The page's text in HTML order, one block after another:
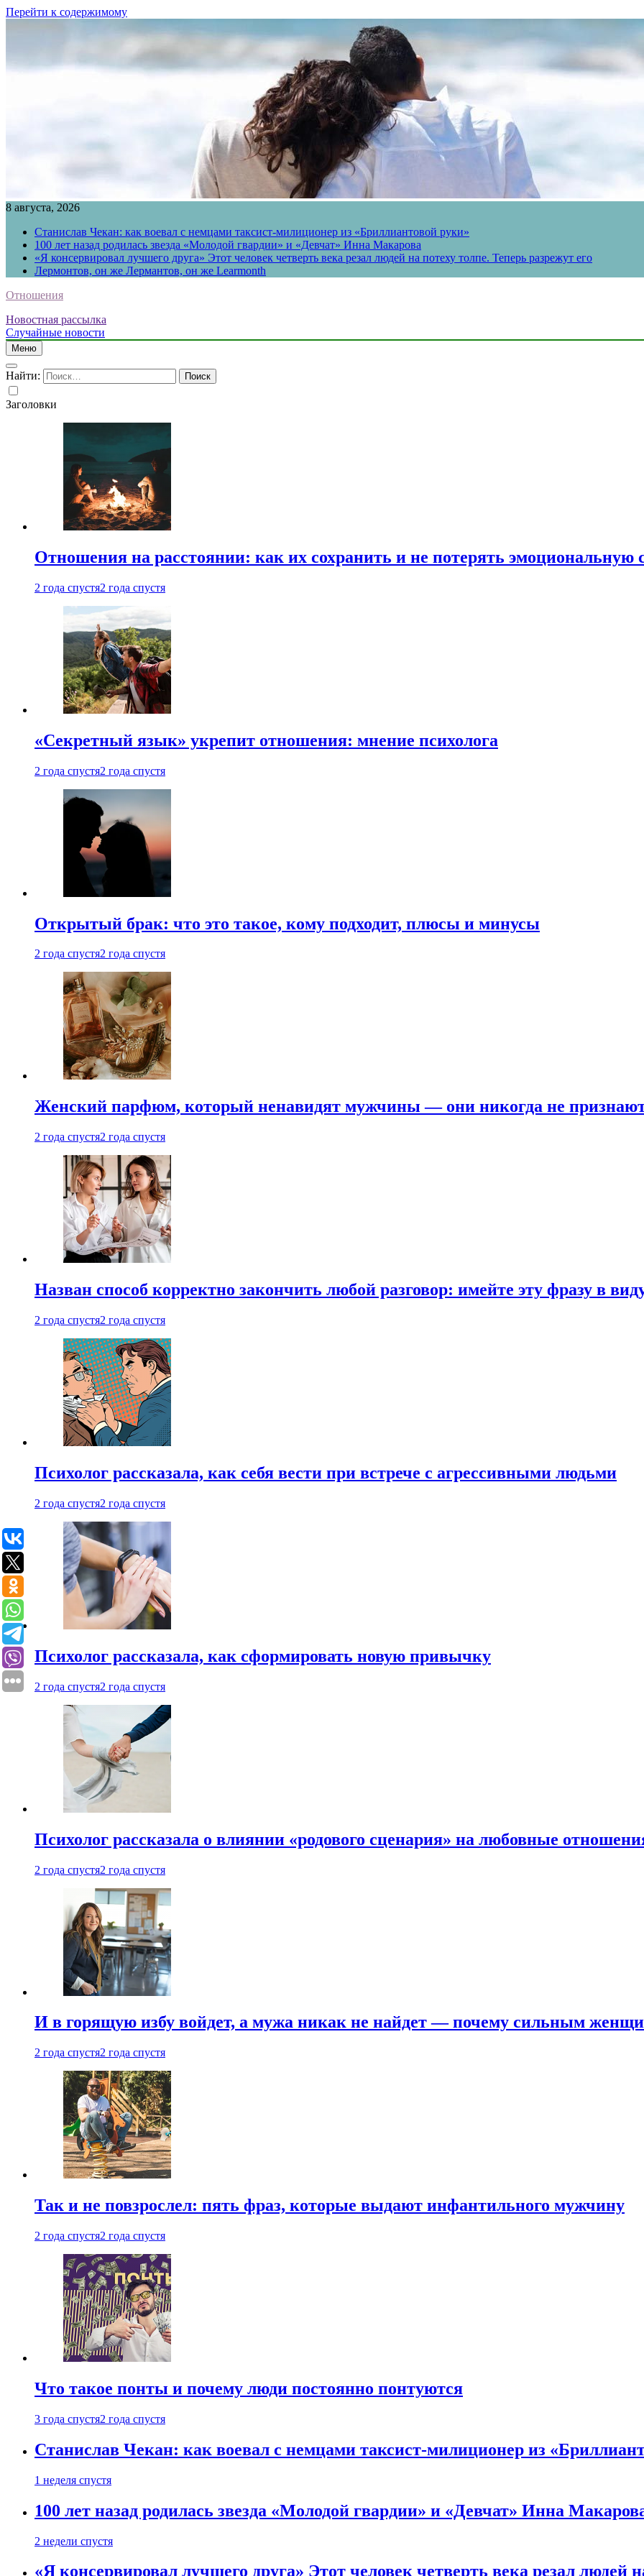
Перейти к содержимому
8 августа, 2026
Станислав Чекан: как воевал с немцами таксист-милиционер из «Бриллиантовой руки»
100 лет назад родилась звезда «Молодой гвардии» и «Девчат» Инна Макарова
«Я консервировал лучшего друга» Этот человек четверть века резал людей на потеху толпе. Теперь разрежут его
Лермонтов, он же Лермантов, он же Learmonth
Отношения
Новостная рассылка
Случайные новости
Меню
Найти:
Заголовки
Отношения на расстоянии: как их сохранить и не потерять
2 года спустя2 года спустя
«Секретный язык» укрепит отношения: мнение психолога
2 года спустя2 года спустя
Открытый брак: что это такое, кому подходит, плюсы и минусы
2 года спустя2 года спустя
Женский парфюм, который ненавидят мужчины — они никогда не
2 года спустя2 года спустя
Назван способ корректно закончить любой разговор: имейте эту фразу в
2 года спустя2 года спустя
Психолог рассказала, как себя вести при встрече с агрессивными людьми
2 года спустя2 года спустя
Психолог рассказала, как сформировать новую привычку
2 года спустя2 года спустя
Психолог рассказала о влиянии «родового сценария» на любовные
2 года спустя2 года спустя
И в горящую избу войдет, а мужа никак не найдет — почему сильным
2 года спустя2 года спустя
Так и не повзрослел: пять фраз, которые выдают инфантильного мужчину
2 года спустя2 года спустя
Что такое понты и почему люди постоянно понтуются
3 года спустя2 года спустя
Станислав Чекан: как воевал с немцами таксист-милиционер из
1 неделя спустя
100 лет назад родилась звезда «Молодой гвардии» и «Девчат» Инна
2 недели спустя
«Я консервировал лучшего друга» Этот человек четверть века резал людей